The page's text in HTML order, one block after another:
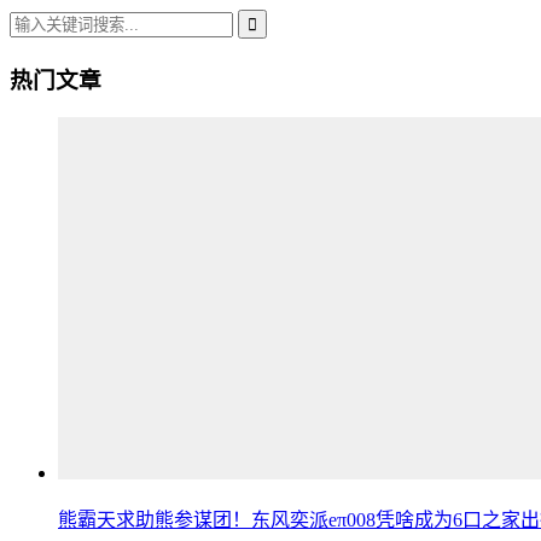
热门文章
熊霸天求助熊参谋团！东风奕派eπ008凭啥成为6口之家出